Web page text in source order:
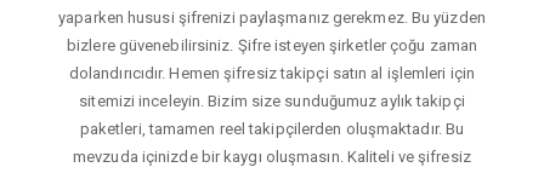
yaparken hususi şifrenizi paylaşmanız gerekmez. Bu yüzden
bizlere güvenebilirsiniz. Şifre isteyen şirketler çoğu zaman
dolandırıcıdır. Hemen şifresiz takipçi satın al işlemleri için
sitemizi inceleyin. Bizim size sunduğumuz aylık takipçi
paketleri, tamamen reel takipçilerden oluşmaktadır. Bu
mevzuda içinizde bir kaygı oluşmasın. Kaliteli ve şifresiz